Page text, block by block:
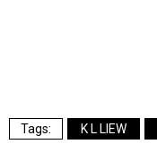
K L LIEW